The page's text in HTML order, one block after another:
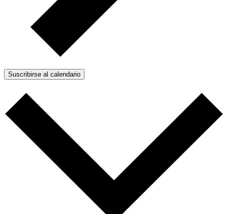
Suscribirse al calendario